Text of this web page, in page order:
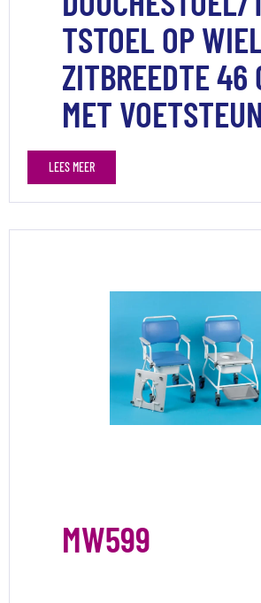
TSTOEL OP
ZITBREEDTE 46
MET
LEES MEER
MW599